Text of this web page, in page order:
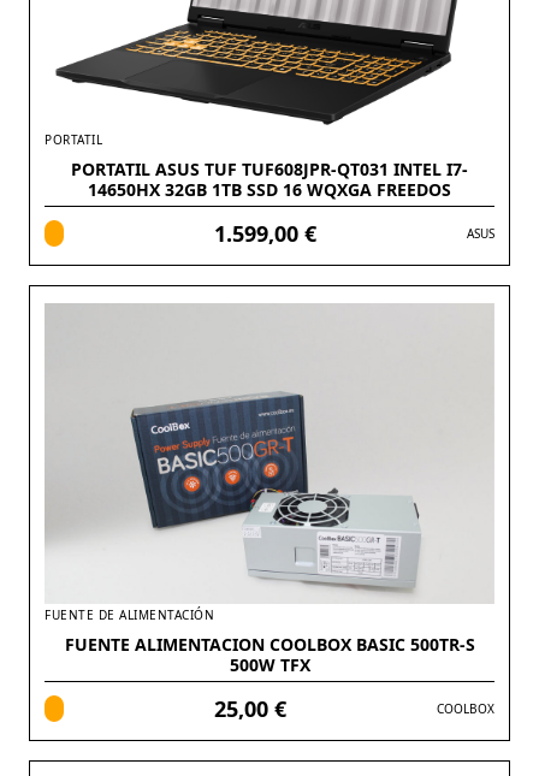
PORTATIL
PORTATIL ASUS TUF TUF608JPR-QT031 INTEL I7-
14650HX 32GB 1TB SSD 16 WQXGA FREEDOS
1.599,00 € ASUS
FUENTE DE ALIMENTACIÓN
FUENTE ALIMENTACION COOLBOX BASIC 500TR-S
500W TFX
25,00 € COOLBOX